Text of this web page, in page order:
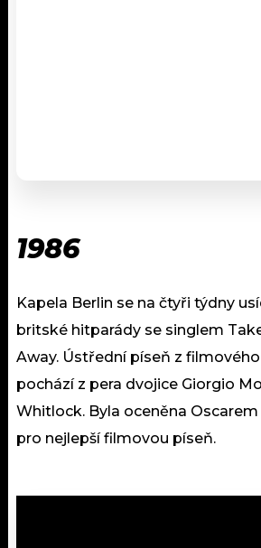
1986
Kapela Berlin se na čtyři týdny
britské hitparády se singlem
Away. Ústřední píseň z
pochází z pera dvojice Giorgio
Whitlock. Byla oceněna
pro nejlepší filmovou píseň.